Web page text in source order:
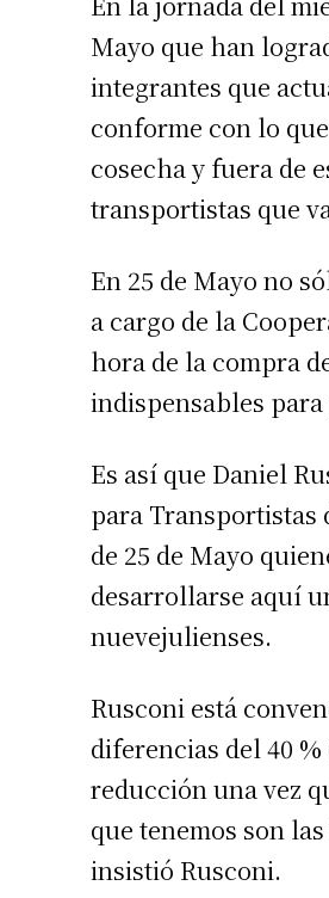
Mayo que han
integrantes que
conforme con lo
cosecha y fuera de
transportistas que
En 25 de Mayo no
a cargo de la
hora de la compra
indispensables
Es así que Daniel
para Transportistas
de 25 de Mayo
desarrollarse aquí
nuevejulienses.
Rusconi está
diferencias del 40
reducción una vez
que tenemos son
insistió Rusconi.